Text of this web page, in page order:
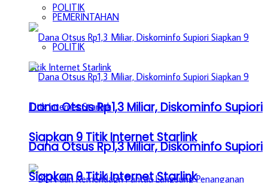
POLITIK
Dana Otsus Rp1,3 Miliar, Diskominfo Supiori
Siapkan 9 Titik Internet Starlink
PEMERINTAHAN
POLITIK
Dana Otsus Rp1,3 Miliar, Diskominfo Supiori
Siapkan 9 Titik Internet Starlink